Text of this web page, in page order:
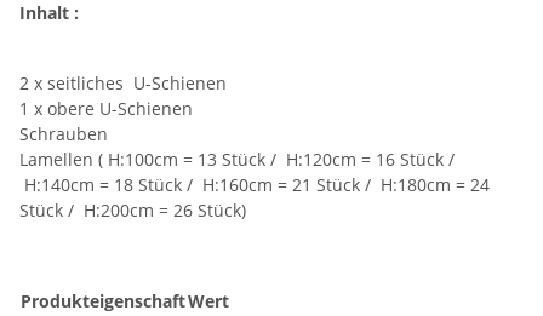
Inhalt :
2 x seitliches U-Schienen
1 x obere U-Schienen
Schrauben
Lamellen ( H:100cm = 13 Stück / H:120cm = 16 Stück /
H:140cm = 18 Stück / H:160cm = 21 Stück / H:180cm = 24
Stück / H:200cm = 26 Stück)
ProdukteigenschaftWert